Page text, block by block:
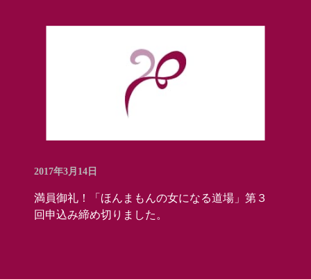
2017年3月14日
満員御礼！「ほんまもんの女になる道場」第３
回申込み締め切りました。